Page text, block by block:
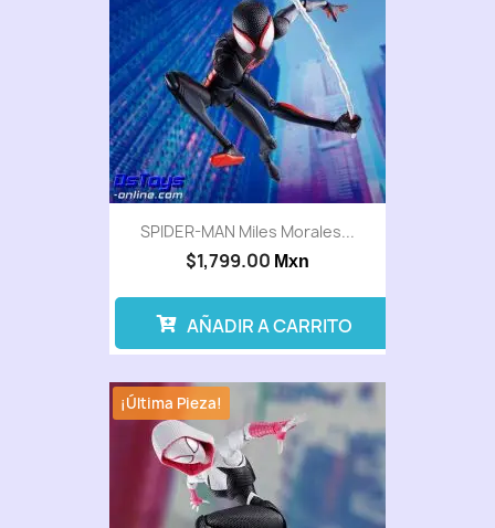
SPIDER-MAN Miles Morales...
$1,799.00 Mxn
AÑADIR A CARRITO
¡Última Pieza!